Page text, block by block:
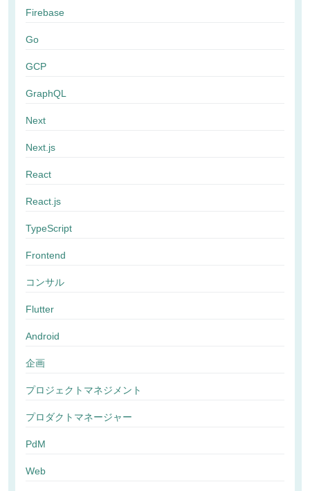
Firebase
Go
GCP
GraphQL
Next
Next.js
React
React.js
TypeScript
Frontend
コンサル
Flutter
Android
企画
プロジェクトマネジメント
プロダクトマネージャー
PdM
Web